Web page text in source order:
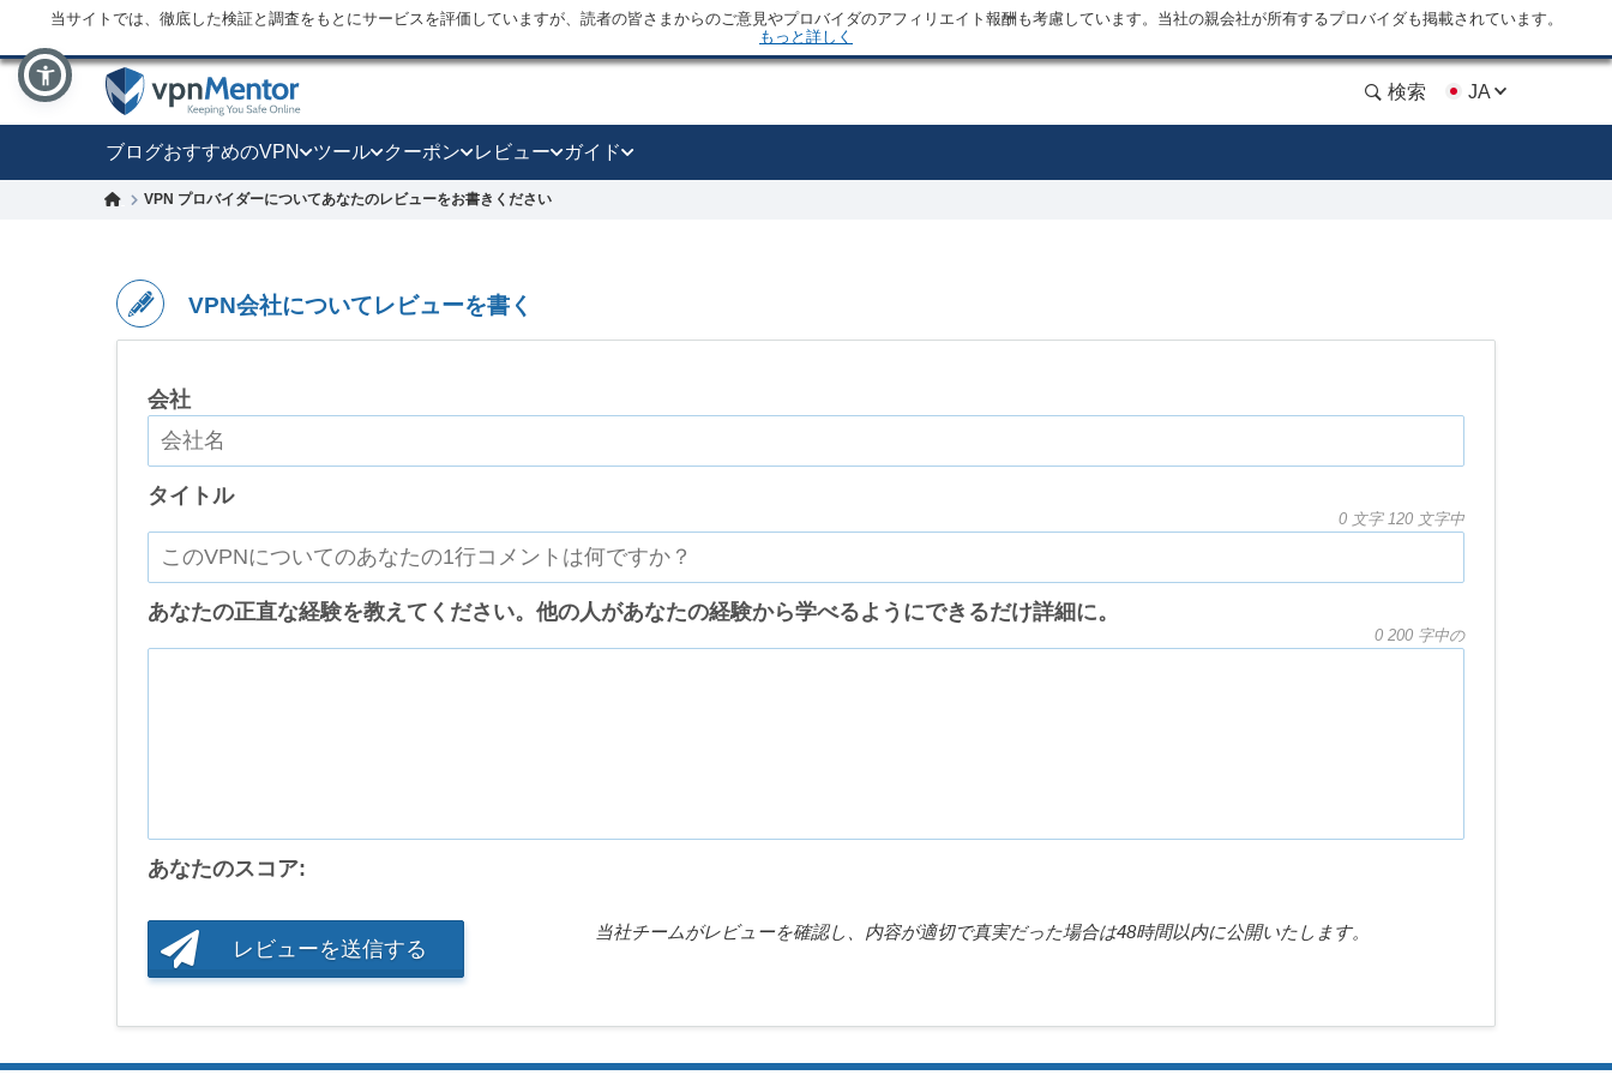
当サイトでは、徹底した検証と調査をもとにサービスを評価していますが、読者の皆さまからのご意見やプロバイダのアフィリエイト報酬も考慮しています。当社の親会社が所有するプロバイダも掲載されています。
もっと詳しく
検索 JA
ブログおすすめのVPN ツール クーポン レビュー ガイド
VPN プロバイダーについてあなたのレビューをお書きください
VPN会社についてレビューを書く
会社
タイトル
0 文字 120 文字中
あなたの正直な経験を教えてください。他の人があなたの経験から学べるようにできるだけ詳細に。
0 200 字中の
あなたのスコア:
レビューを送信する
当社チームがレビューを確認し、内容が適切で真実だった場合は48時間以内に公開いたします。